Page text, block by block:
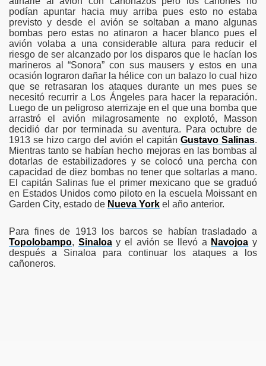
podían apuntar hacia muy arriba pues esto no estaba
previsto y desde el avión se soltaban a mano algunas
bombas pero estas no atinaron a hacer blanco pues el
avión volaba a una considerable altura para reducir el
riesgo de ser alcanzado por los disparos que le hacían los
marineros al “Sonora” con sus mausers y estos en una
ocasión lograron dañar la hélice con un balazo lo cual hizo
que se retrasaran los ataques durante un mes pues se
necesitó recurrir a Los Ángeles para hacer la reparación.
Luego de un peligroso aterrizaje en el que una bomba que
arrastró el avión milagrosamente no explotó, Masson
decidió dar por terminada su aventura. Para octubre de
1913 se hizo cargo del avión el capitán Gustavo Salinas.
Mientras tanto se habían hecho mejoras en las bombas al
dotarlas de estabilizadores y se colocó una percha con
capacidad de diez bombas no tener que soltarlas a mano.
El capitán Salinas fue el primer mexicano que se graduó
en Estados Unidos como piloto en la escuela Moissant en
Garden City, estado de Nueva York el año anterior.
Para fines de 1913 los barcos se habían trasladado a
Topolobampo, Sinaloay el avión se llevó a Navojoa y
después a Sinaloa para continuar los ataques a los
cañoneros.